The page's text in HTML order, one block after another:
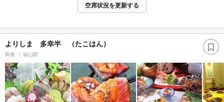
空席状況を更新する
よりしま 多幸半 （たこはん）
和食 福山駅